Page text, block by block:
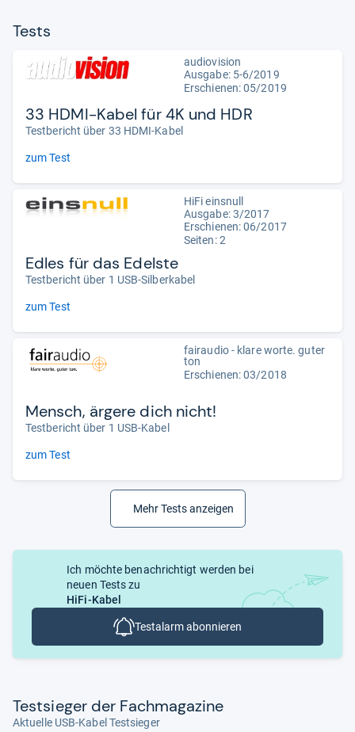
Tests
audiovision
Ausgabe: 5-6/2019
Erschienen: 05/2019
33 HDMI-Kabel für 4K und HDR
Testbericht über 33 HDMI-Kabel
zum Test
HiFi einsnull
Ausgabe: 3/2017
Erschienen: 06/2017
Seiten: 2
Edles für das Edelste
Testbericht über 1 USB-Silberkabel
zum Test
fairaudio - klare worte. guter
ton
Erschienen: 03/2018
Mensch, ärgere dich nicht!
Testbericht über 1 USB-Kabel
zum Test
Mehr Tests anzeigen
Ich möchte benachrichtigt werden bei
neuen Tests zu
HiFi-Kabel
Testalarm abonnieren
Test­sie­ger der Fach­ma­ga­zine
Aktuelle USB-Kabel Testsieger